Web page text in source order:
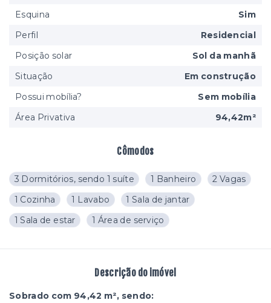
Cômodos
3 Dormitórios, sendo 1 suíte 1 Banheiro
2 Vagas
1 Cozinha
1 Lavabo
1 Sala de jantar
1 Sala de estar
1 Área de serviço
Descrição do imóvel
Sobrado com 94,42 m², sendo:
Esquina
Sim
Perfil
Residencial
Posição solar
Sol da manhã
Situação
Em construção
Possui mobília?
Sem mobília
Área Privativa
94,42m²